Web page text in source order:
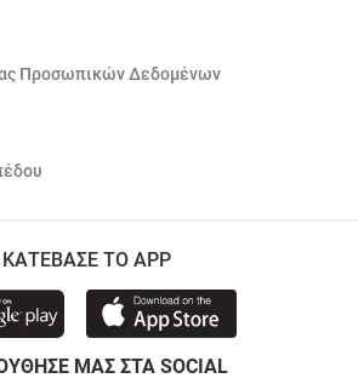
Προσωπικών Δεδομένων
ΚΑΤΕΒΑΣΕ ΤΟ APP
ΜΑΣ ΣΤΑ SOCIAL